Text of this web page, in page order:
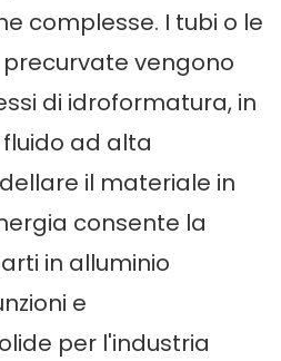
complesse. I tubi o le
vengono
di idroformatura, in
fluido ad alta
il materiale in
consente la
in alluminio
e
per l'industria